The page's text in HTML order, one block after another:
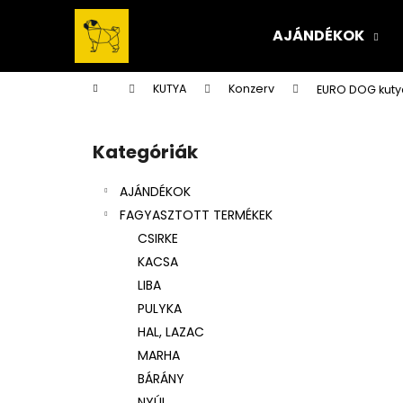
tartalomhoz
AJÁNDÉKOK
KezdőlapKUTYA Konzerv EURO DOG
Kategóriák
átugrása
Kategóriák
AJÁNDÉKOK
FAGYASZTOTT TERMÉKEK
CSIRKE
KACSA
LIBA
PULYKA
HAL, LAZAC
MARHA
BÁRÁNY
á
Vissza
a boltba
Vissza
a boltba